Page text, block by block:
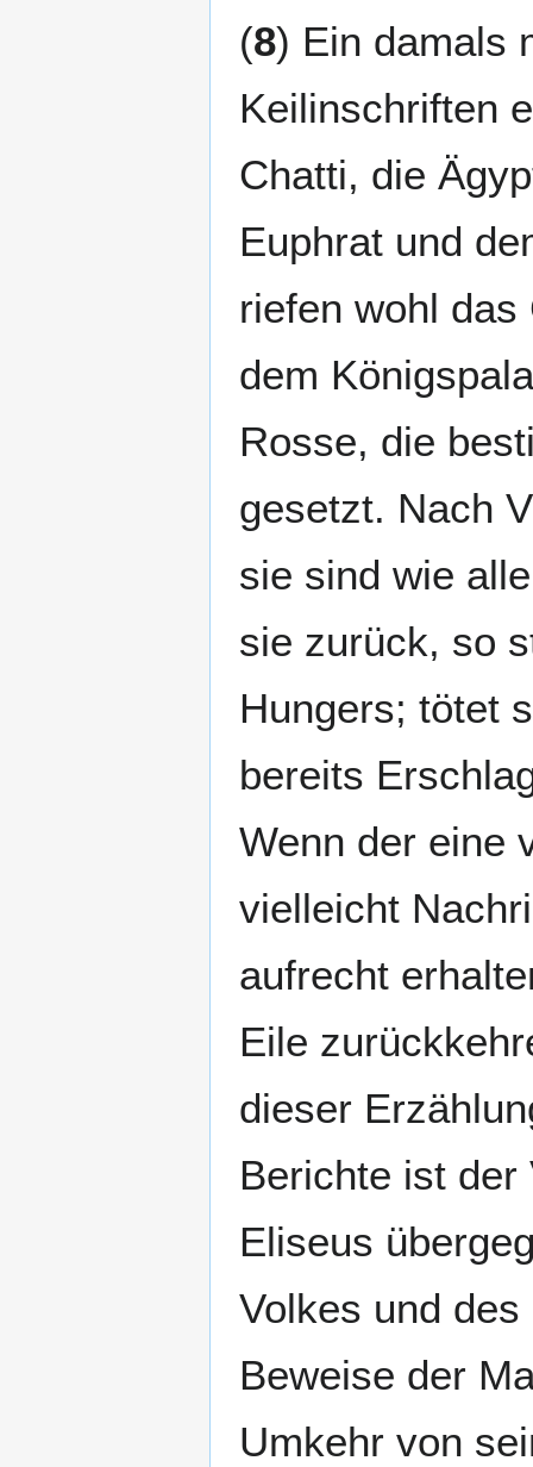
(8) Ein damals
Keilinschriften
Chatti, die
Euphrat und
riefen wohl
dem
Rosse, die
gesetzt. Nach
sie sind wie
sie zurück, so
Hungers; tötet
bereits
Wenn der eine
vielleicht
aufrecht
Eile
dieser
Berichte ist der
Eliseus
Volkes und
Beweise der
Umkehr von